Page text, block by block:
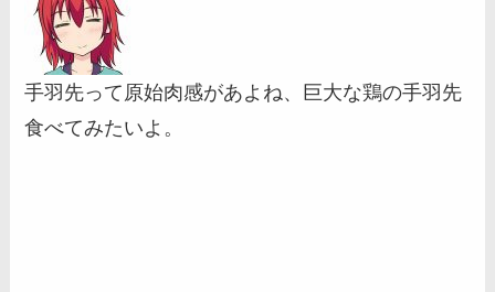
手羽先って原始肉感があよね、巨大な鶏の手羽先
食べてみたいよ。